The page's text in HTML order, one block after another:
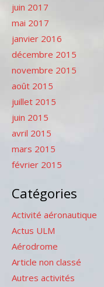
juin 2017
mai 2017
janvier 2016
décembre 2015
novembre 2015
août 2015
juillet 2015
juin 2015
avril 2015
mars 2015
février 2015
Catégories
Activité aéronautique
Actus ULM
Aérodrome
Article non classé
Autres activités